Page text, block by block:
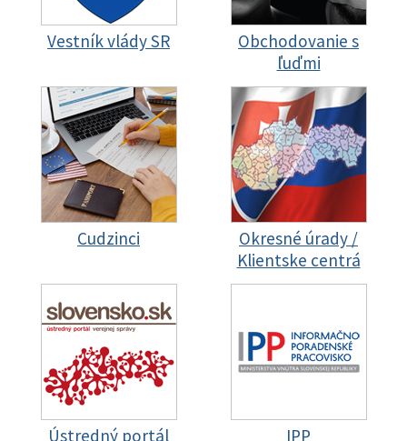
Vestník vlády SR
Obchodovanie s
ľuďmi
Cudzinci
Okresné úrady /
Klientske centrá
Ústredný portál
IPP